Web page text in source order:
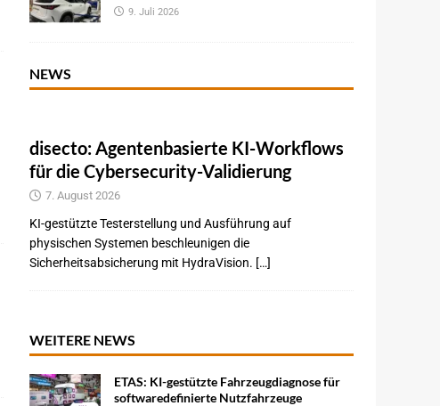
9. Juli 2026
NEWS
disecto: Agentenbasierte KI-Workflows
für die Cybersecurity-Validierung
7. August 2026
KI-gestützte Testerstellung und Ausführung auf
physischen Systemen beschleunigen die
Sicherheitsabsicherung mit HydraVision. […]
WEITERE NEWS
ETAS: KI-gestützte Fahrzeugdiagnose für
softwaredefinierte Nutzfahrzeuge